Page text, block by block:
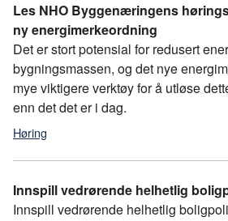
Les NHO Byggenæringens
ny energimerkeordning
Det er stort potensial for redusert
bygningsmassen, og det nye
mye viktigere verktøy for å utløse
enn det det er i dag.
Høring
Innspill vedrørende helhetlig
Innspill vedrørende helhetlig